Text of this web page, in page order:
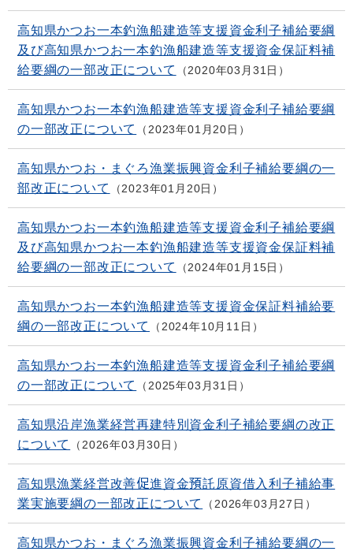
高知県かつお一本釣漁船建造等支援資金利子補給要綱
及び高知県かつお一本釣漁船建造等支援資金保証料補
給要綱の一部改正について
2020年03月31日
高知県かつお一本釣漁船建造等支援資金利子補給要綱
の一部改正について
2023年01月20日
高知県かつお・まぐろ漁業振興資金利子補給要綱の一
部改正について
2023年01月20日
高知県かつお一本釣漁船建造等支援資金利子補給要綱
及び高知県かつお一本釣漁船建造等支援資金保証料補
給要綱の一部改正について
2024年01月15日
高知県かつお一本釣漁船建造等支援資金保証料補給要
綱の一部改正について
2024年10月11日
高知県かつお一本釣漁船建造等支援資金利子補給要綱
の一部改正について
2025年03月31日
高知県沿岸漁業経営再建特別資金利子補給要綱の改正
について
2026年03月30日
高知県漁業経営改善促進資金預託原資借入利子補給事
業実施要綱の一部改正について
2026年03月27日
高知県かつお・まぐろ漁業振興資金利子補給要綱の一